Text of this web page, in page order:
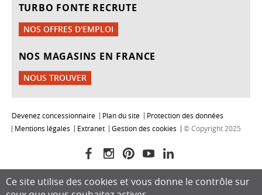
TURBO FONTE RECRUTE
NOS OFFRES D'EMPLOI
NOS MAGASINS EN FRANCE
NOUS TROUVER
Devenez concessionnaire Plan du site
Protection des données
Mentions légales
Extranet Gestion des cookies © Copyright 2025
Ce site utilise des cookies et vous donne le contrôle sur